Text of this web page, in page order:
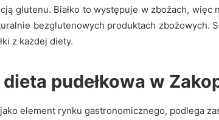
glutenu. Białko to występuje w zbożach,
bezglutenowych produktach zbożowych.
z każdej diety.
pudełkowa w
element rynku gastronomicznego, podlega